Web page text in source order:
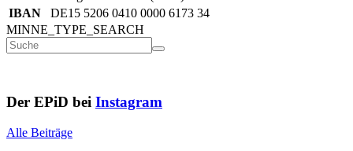
IBAN
DE15 5206 0410 0000 6173 34
MINNE_TYPE_SEARCH
Der EPiD bei Instagram
Alle Beiträge